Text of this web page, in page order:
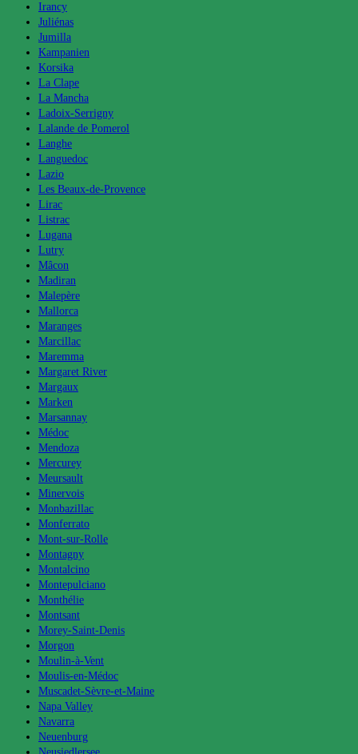
Irancy
Juliénas
Jumilla
Kampanien
Korsika
La Clape
La Mancha
Ladoix-Serrigny
Lalande de Pomerol
Langhe
Languedoc
Lazio
Les Beaux-de-Provence
Lirac
Listrac
Lugana
Lutry
Mâcon
Madiran
Malepère
Mallorca
Maranges
Marcillac
Maremma
Margaret River
Margaux
Marken
Marsannay
Médoc
Mendoza
Mercurey
Meursault
Minervois
Monbazillac
Monferrato
Mont-sur-Rolle
Montagny
Montalcino
Montepulciano
Monthélie
Montsant
Morey-Saint-Denis
Morgon
Moulin-à-Vent
Moulis-en-Médoc
Muscadet-Sèvre-et-Maine
Napa Valley
Navarra
Neuenburg